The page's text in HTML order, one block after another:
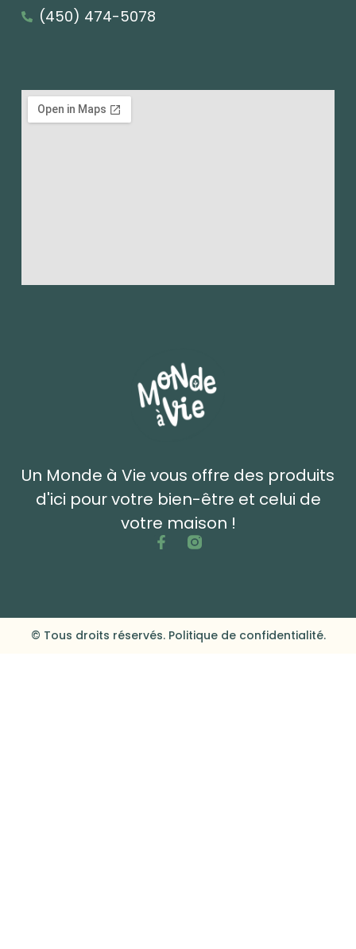
Un Monde à Vie vous offre des produits
d'ici pour votre bien-être et celui de
votre maison !
(450) 474-5078
© Tous droits réservés. Politique de confidentialité.